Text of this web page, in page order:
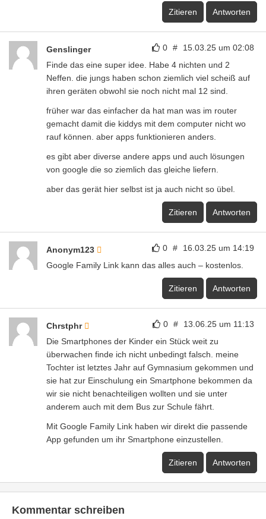
Zitieren Antworten
0 # 15.03.25 um 02:08
Genslinger
Finde das eine super idee. Habe 4 nichten und 2
Neffen. die jungs haben schon ziemlich viel scheiß auf
ihren geräten obwohl sie noch nicht mal 12 sind.
früher war das einfacher da hat man was im router
gemacht damit die kiddys mit dem computer nicht wo
rauf können. aber apps funktionieren anders.
es gibt aber diverse andere apps und auch lösungen
von google die so ziemlich das gleiche liefern.
aber das gerät hier selbst ist ja auch nicht so übel.
Zitieren Antworten
0 # 16.03.25 um 14:19
Anonym123
Google Family Link kann das alles auch – kostenlos.
Zitieren Antworten
0 # 13.06.25 um 11:13
Chrstphr
Die Smartphones der Kinder ein Stück weit zu
überwachen finde ich nicht unbedingt falsch. meine
Tochter ist letztes Jahr auf Gymnasium gekommen und
sie hat zur Einschulung ein Smartphone bekommen da
wir sie nicht benachteiligen wollten und sie unter
anderem auch mit dem Bus zur Schule fährt.
Mit Google Family Link haben wir direkt die passende
App gefunden um ihr Smartphone einzustellen.
Zitieren Antworten
Kommentar schreiben